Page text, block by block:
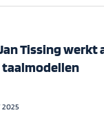
Tissing werkt
2025